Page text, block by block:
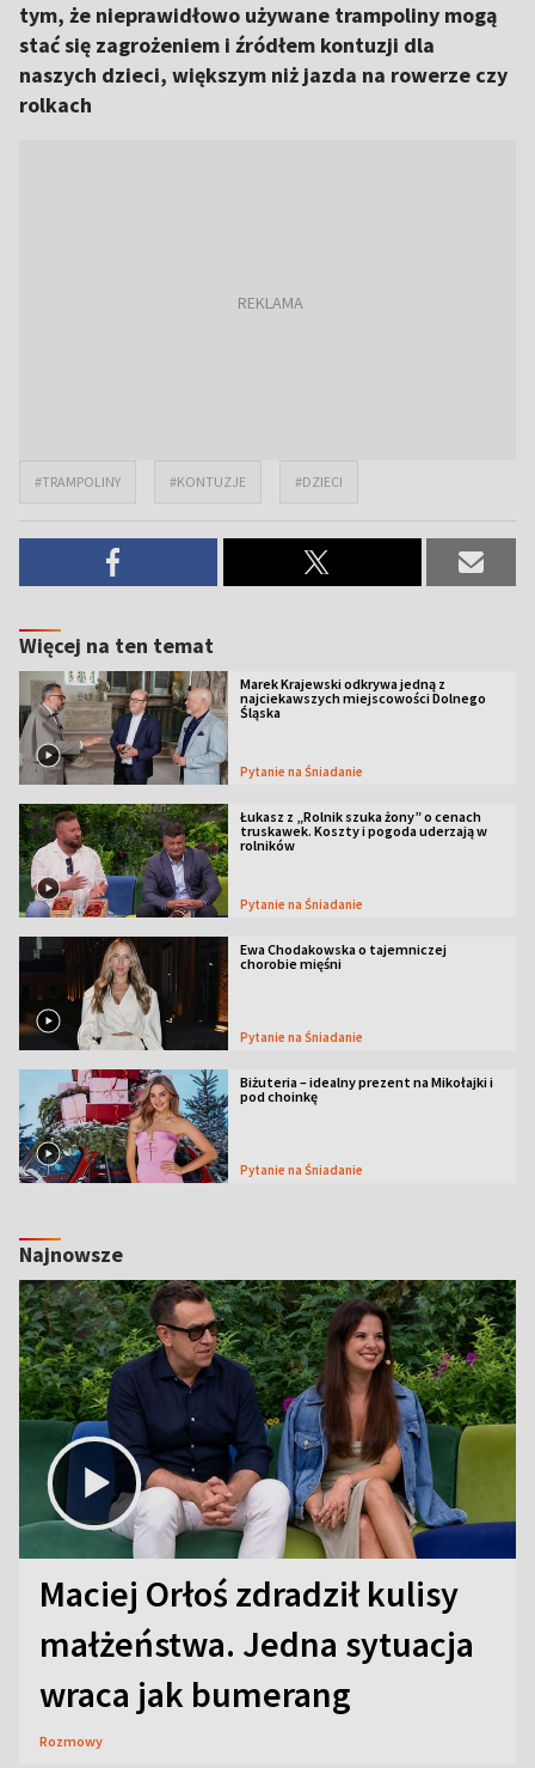
tym, że nieprawidłowo używane trampoliny mogą
stać się zagrożeniem i źródłem kontuzji dla
naszych dzieci, większym niż jazda na rowerze czy
rolkach
#TRAMPOLINY #KONTUZJE #DZIECI
Więcej na ten temat
Marek Krajewski odkrywa jedną z
najciekawszych miejscowości Dolnego
Śląska
Pytanie na Śniadanie
Łukasz z „Rolnik szuka żony” o cenach
truskawek. Koszty i pogoda uderzają w
rolników
Pytanie na Śniadanie
Ewa Chodakowska o tajemniczej
chorobie mięśni
Pytanie na Śniadanie
Biżuteria – idealny prezent na Mikołajki i
pod choinkę
Pytanie na Śniadanie
Najnowsze
Maciej Orłoś zdradził kulisy
małżeństwa. Jedna sytuacja
wraca jak bumerang
Rozmowy